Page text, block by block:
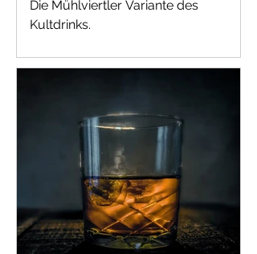
Die Mühlviertler Variante des
Kultdrinks.